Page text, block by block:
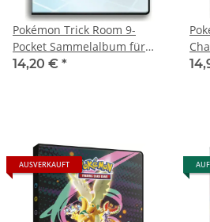
Pokémon Trick Room 9-
Pocket Sammelalbum für
180 Karten
14,20 € *
AUSVERKAUFT